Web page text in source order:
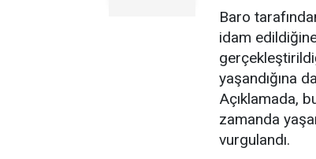
Baro
idam
yaşandığına
Açıklamada,
zamanda
vurgulandı.